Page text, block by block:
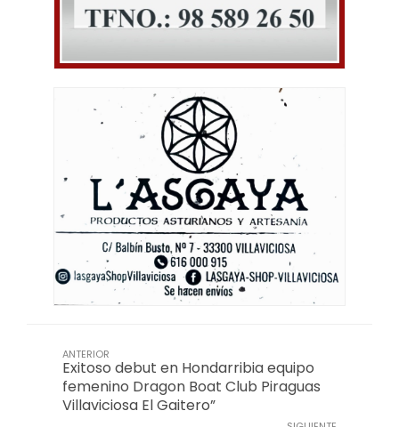
ANTERIOR
Exitoso debut en Hondarribia equipo
femenino Dragon Boat Club Piraguas
Villaviciosa El Gaitero”